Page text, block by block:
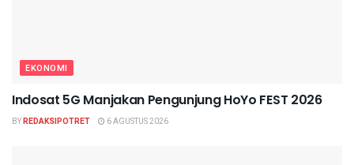
EKONOMI
Indosat 5G Manjakan Pengunjung HoYo FEST 2026
BYREDAKSIPOTRET 6 AGUSTUS 2026